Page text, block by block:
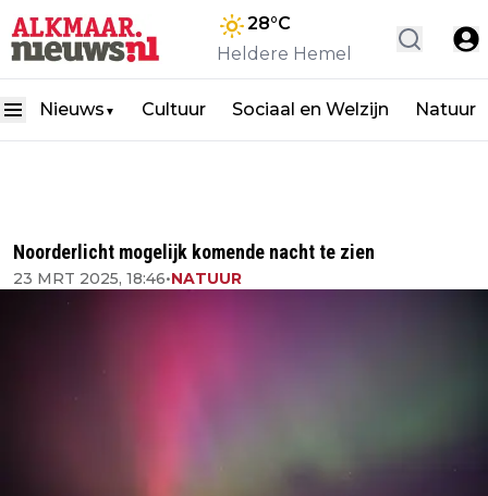
28°C
Heldere Hemel
Nieuws ▼ Cultuur Sociaal en Welzijn Natuur
Noorderlicht mogelijk komende nacht te zien
23 MRT 2025, 18:46•NATUUR